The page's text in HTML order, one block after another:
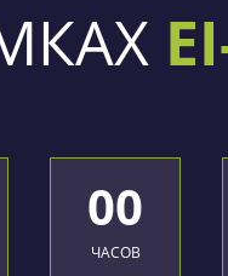
00
ЧАСОВ